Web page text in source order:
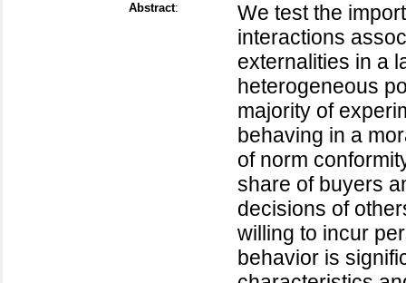
Abstract:
We test the
interactions
externalities in a
heterogeneous
majority of
behaving in a
of norm
share of buyers
decisions of
willing to incur
behavior is